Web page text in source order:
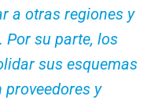
a otras regiones y
Por su parte, los
sus esquemas
y